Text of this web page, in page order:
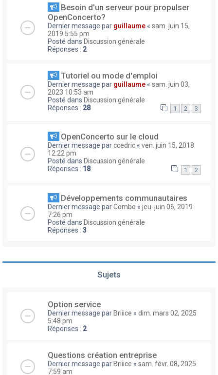
Besoin d'un serveur pour propulser
OpenConcerto?
Dernier message par guillaume « sam. juin 15,
2019 5:55 pm
Posté dans Discussion générale
Réponses : 2
Tutoriel ou mode d'emploi
Dernier message par guillaume « sam. juin 03,
2023 10:53 am
Posté dans Discussion générale
Réponses : 28 1 2 3
OpenConcerto sur le cloud
Dernier message parccedric « ven. juin 15, 2018
12:22 pm
Posté dans Discussion générale
Réponses : 18 1 2
Développements communautaires
Dernier message parCombo « jeu. juin 06, 2019
7:26 pm
Posté dans Discussion générale
Réponses : 3
Sujets
Option service
Dernier message parBriiice « dim. mars 02, 2025
5:48 pm
Réponses : 2
Questions création entreprise
Dernier message parBriiice « sam. févr. 08, 2025
7:59 am